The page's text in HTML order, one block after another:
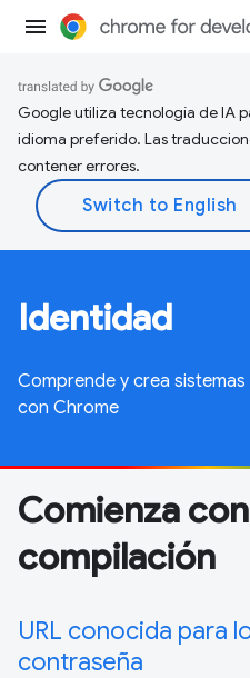
Google utiliza tecnología de IA
idioma preferido. Las
contener errores.
Identidad
Comprende y crea
con Chrome
Comienza
compilación
URL conocida para
contraseña